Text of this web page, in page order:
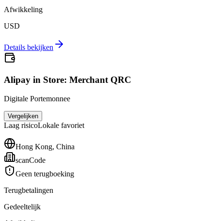
Afwikkeling
USD
Details bekijken
Alipay in Store: Merchant QRC
Digitale Portemonnee
Vergelijken
Laag risicoLokale favoriet
Hong Kong, China
scanCode
Geen terugboeking
Terugbetalingen
Gedeeltelijk